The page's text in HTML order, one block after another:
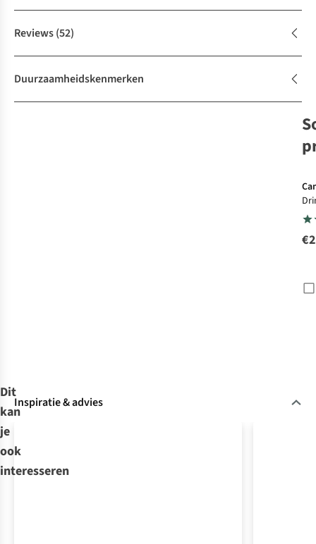
Reviews(52)
Duurzaamheidskenmerken
Dit
kan
je
ook
interesseren
Inspiratie & advies